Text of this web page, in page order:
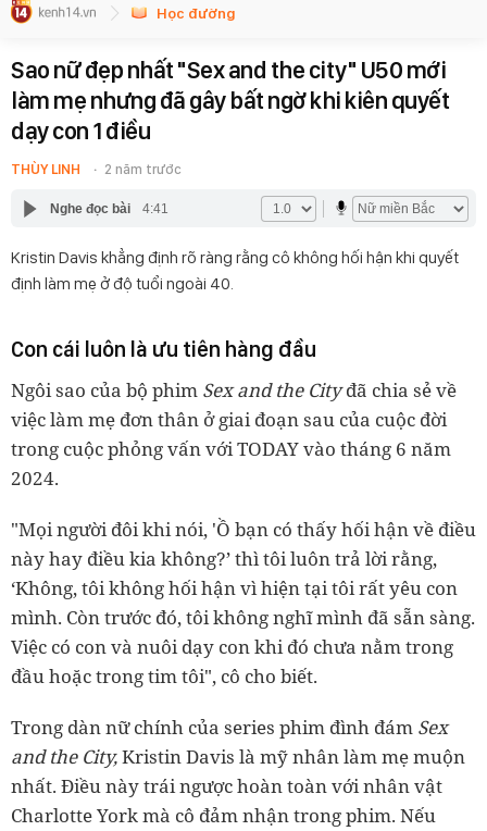
Học đường
Sao nữ đẹp nhất "Sex and the city" U50 mới
làm mẹ nhưng đã gây bất ngờ khi kiên quyết
dạy con 1 điều
THÙY LINH 2 năm trước
Nghe đọc bài 4:41
Kristin Davis khẳng định rõ ràng rằng cô không hối hận khi quyết
định làm mẹ ở độ tuổi ngoài 40.
Con cái luôn là ưu tiên hàng đầu
Ngôi sao của bộ phim Sex and the Cityđã chia sẻ về
việc làm mẹ đơn thân ở giai đoạn sau của cuộc đời
trong cuộc phỏng vấn với TODAY vào tháng 6 năm
2024.
"Mọi người đôi khi nói, 'Ồ bạn có thấy hối hận về điều
này hay điều kia không?’ thì tôi luôn trả lời rằng,
‘Không, tôi không hối hận vì hiện tại tôi rất yêu con
mình. Còn trước đó, tôi không nghĩ mình đã sẵn sàng.
Việc có con và nuôi dạy con khi đó chưa nằm trong
đầu hoặc trong tim tôi", cô cho biết.
Trong dàn nữ chính của series phim đình đám Sex
and the City,Kristin Davis là mỹ nhân làm mẹ muộn
nhất. Điều này trái ngược hoàn toàn với nhân vật
Charlotte York mà cô đảm nhận trong phim. Nếu